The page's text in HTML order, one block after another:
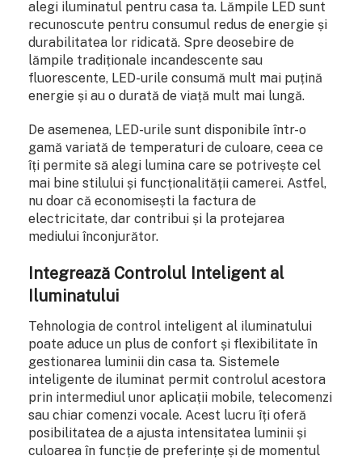
alegi iluminatul pentru casa ta. Lămpile LED sunt
recunoscute pentru consumul redus de energie și
durabilitatea lor ridicată. Spre deosebire de
lămpile tradiționale incandescente sau
fluorescente, LED-urile consumă mult mai puțină
energie și au o durată de viață mult mai lungă.
De asemenea, LED-urile sunt disponibile într-o
gamă variată de temperaturi de culoare, ceea ce
îți permite să alegi lumina care se potrivește cel
mai bine stilului și funcționalității camerei. Astfel,
nu doar că economisești la factura de
electricitate, dar contribui și la protejarea
mediului înconjurător.
Integrează Controlul Inteligent al
Iluminatului
Tehnologia de control inteligent al iluminatului
poate aduce un plus de confort și flexibilitate în
gestionarea luminii din casa ta. Sistemele
inteligente de iluminat permit controlul acestora
prin intermediul unor aplicații mobile, telecomenzi
sau chiar comenzi vocale. Acest lucru îți oferă
posibilitatea de a ajusta intensitatea luminii și
culoarea în funcție de preferințe și de momentul